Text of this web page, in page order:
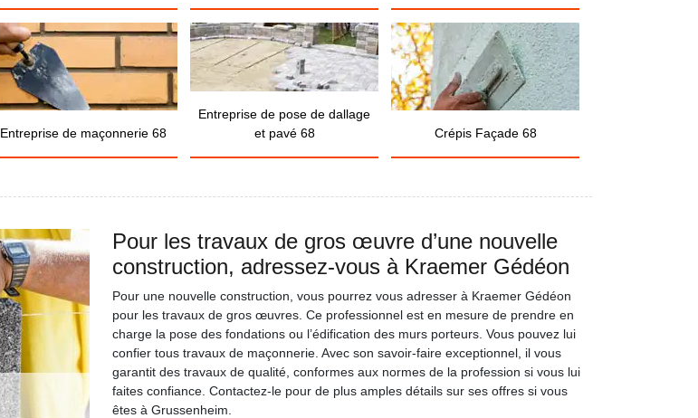
Entreprise de maçonnerie 68
Entreprise de pose de dallage
et pavé 68
Crépis Façade 68
Pour les travaux de gros œuvre d’une nouvelle
construction, adressez-vous à Kraemer Gédéon
Pour une nouvelle construction, vous pourrez vous adresser à Kraemer Gédéon
pour les travaux de gros œuvres. Ce professionnel est en mesure de prendre en
charge la pose des fondations ou l’édification des murs porteurs. Vous pouvez lui
confier tous travaux de maçonnerie. Avec son savoir-faire exceptionnel, il vous
garantit des travaux de qualité, conformes aux normes de la profession si vous lui
faites confiance. Contactez-le pour de plus amples détails sur ses offres si vous
êtes à Grussenheim.